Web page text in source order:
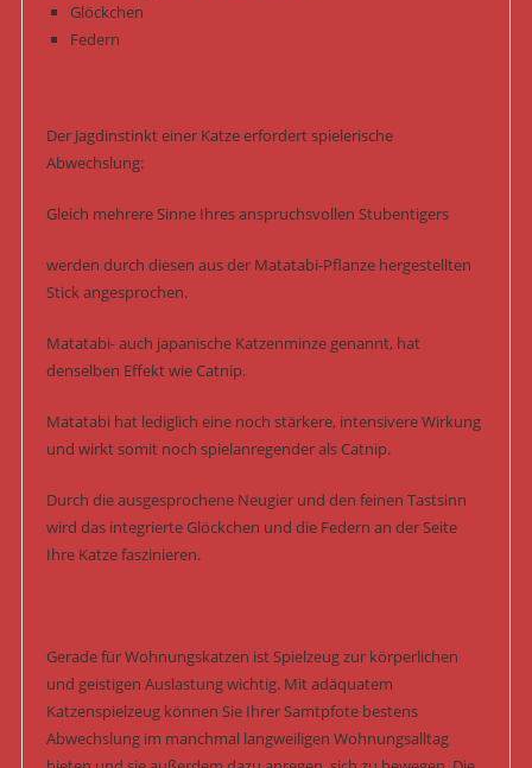
Glöckchen
Federn
Der Jagdinstinkt einer Katze erfordert spielerische
Abwechslung:
Gleich mehrere Sinne Ihres anspruchsvollen Stubentigers
werden durch diesen aus der Matatabi-Pflanze hergestellten
Stick angesprochen.
Matatabi- auch japanische Katzenminze genannt, hat
denselben Effekt wie Catnip.
Matatabi hat lediglich eine noch stärkere, intensivere Wirkung
und wirkt somit noch spielanregender als Catnip.
Durch die ausgesprochene Neugier und den feinen Tastsinn
wird das integrierte Glöckchen und die Federn an der Seite
Ihre Katze faszinieren.
Gerade für Wohnungskatzen ist Spielzeug zur körperlichen
und geistigen Auslastung wichtig. Mit adäquatem
Katzenspielzeug können Sie Ihrer Samtpfote bestens
Abwechslung im manchmal langweiligen Wohnungsalltag